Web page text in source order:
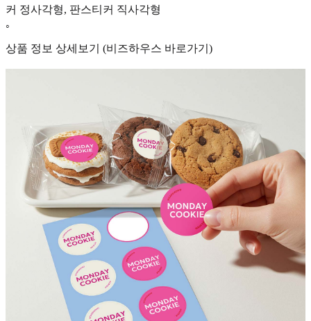
커 정사각형, 판스티커 직사각형
◦
상품 정보 상세보기 (비즈하우스 바로가기)